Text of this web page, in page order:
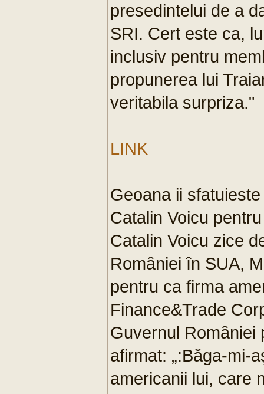
presedintelui de a
SRI. Cert este ca,
inclusiv pentru
propunerea lui
veritabila surpriza."
LINK
Geoana ii
Catalin Voicu
Catalin Voicu zice
României în SUA,
pentru ca firma
Finance&Trade
Guvernul României
afirmat: „:Băga-mi-
americanii lui, care